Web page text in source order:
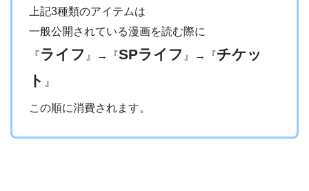
上記3種類のアイテムは
一般公開されている漫画を読む際に
『ライフ 』→『SPライフ 』→『チケッ
ト 』
この順に消費されます。